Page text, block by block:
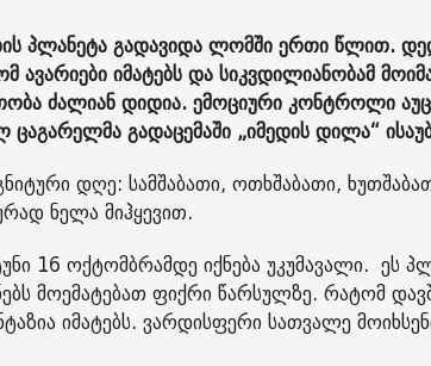
პლანეტა გადავიდა ლომში ერთი წლით.
ავარიები იმატებს და სიკვდილიანობამ
ძალიან დიდია. ემოციური კონტროლი
გადაცემაში „იმედის დილა“
დღე: სამშაბათი, ოთხშაბათი,
ნელა მიჰყევით.
16 ოქტომბრამდე იქნება უკუმავალი. ეს
მოემატებათ ფიქრი წარსულზე. რატომ
იმატებს. ვარდისფერი სათვალე